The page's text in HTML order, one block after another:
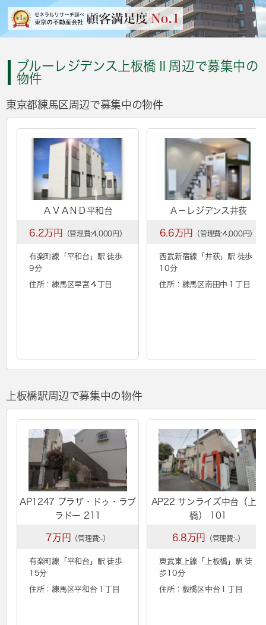
ブルーレジデンス上板橋Ⅱ周辺で募集中の
物件
東京都練馬区周辺で募集中の物件
ＡＶＡＮＤ平和台
6.2万円 （管理費:4,000円）
有楽町線「 平和台 」駅 徒歩
9分
住所：練馬区早宮４丁目
Ａ－レジデンス井荻
6.6万円 （管理費:4,000円）
西武新宿線「 井荻 」駅 徒歩
10分
住所：練馬区南田中１丁目
上板橋駅周辺で募集中の物件
AP1247 プラザ・ドゥ・ラブ
ラドー 211
7万円 （管理費:-）
有楽町線「 平和台 」駅 徒歩
15分
住所：練馬区平和台１丁目
AP22 サンライズ中台（上板
橋） 101
6.8万円 （管理費:-）
東武東上線「 上板橋 」駅 徒
歩10分
住所：板橋区中台１丁目